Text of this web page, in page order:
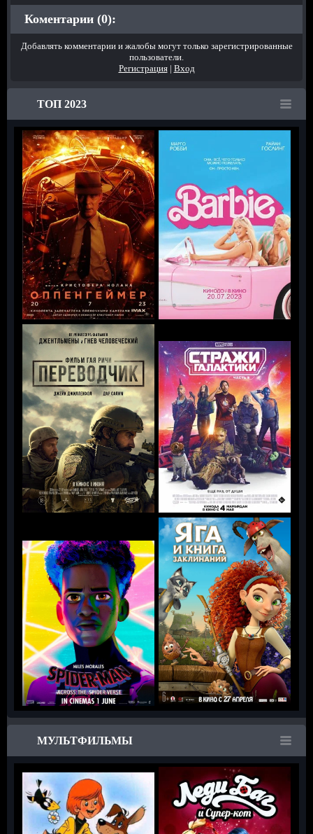
Коментарии (0):
Добавлять комментарии и жалобы могут только зарегистрированные
пользователи.
Регистрация| Вход
ТОП 2023
МУЛЬТФИЛЬМЫ